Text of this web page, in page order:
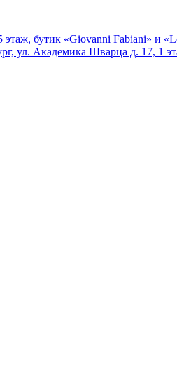
бутик «Giovanni Fabiani» и
ул. Академика Шварца д. 17, 1